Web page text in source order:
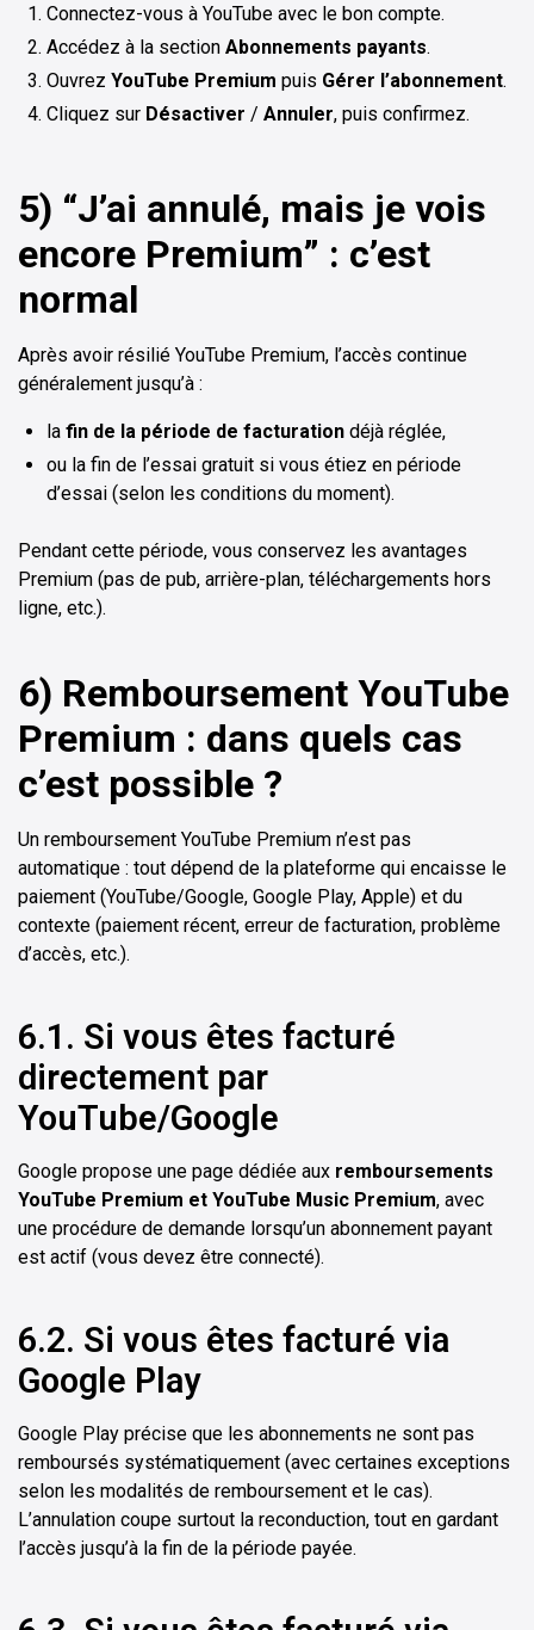
Connectez-vous à YouTube avec le bon compte.
Accédez à la section Abonnements payants.
Ouvrez YouTube Premium puis Gérer l’abonnement.
Cliquez sur Désactiver / Annuler, puis confirmez.
5) “J’ai annulé, mais je vois
encore Premium” : c’est
normal
Après avoir résilié YouTube Premium, l’accès continue
généralement jusqu’à :
la fin de la période de facturation déjà réglée,
ou la fin de l’essai gratuit si vous étiez en période
d’essai (selon les conditions du moment).
Pendant cette période, vous conservez les avantages
Premium (pas de pub, arrière-plan, téléchargements hors
ligne, etc.).
6) Remboursement YouTube
Premium : dans quels cas
c’est possible ?
Un remboursement YouTube Premium n’est pas
automatique : tout dépend de la plateforme qui encaisse le
paiement (YouTube/Google, Google Play, Apple) et du
contexte (paiement récent, erreur de facturation, problème
d’accès, etc.).
6.1. Si vous êtes facturé
directement par
YouTube/Google
Google propose une page dédiée aux remboursements
YouTube Premium et YouTube Music Premium, avec
une procédure de demande lorsqu’un abonnement payant
est actif (vous devez être connecté).
6.2. Si vous êtes facturé via
Google Play
Google Play précise que les abonnements ne sont pas
remboursés systématiquement (avec certaines exceptions
selon les modalités de remboursement et le cas).
L’annulation coupe surtout la reconduction, tout en gardant
l’accès jusqu’à la fin de la période payée.